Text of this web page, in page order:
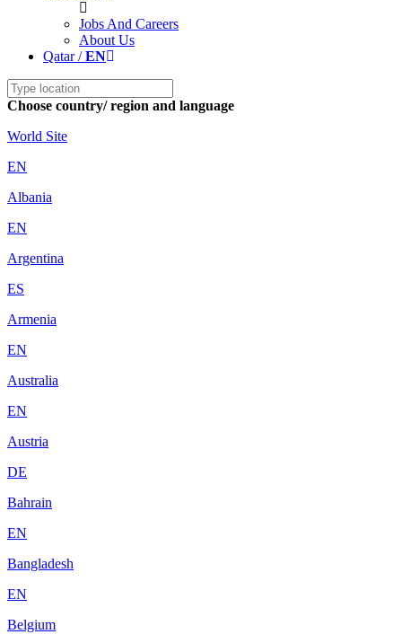
Jobs And Careers
About Us
Qatar /EN
Choose country/ region and language
World Site
EN
Albania
EN
Argentina
ES
Armenia
EN
Australia
EN
Austria
DE
Bahrain
EN
Bangladesh
EN
Belgium